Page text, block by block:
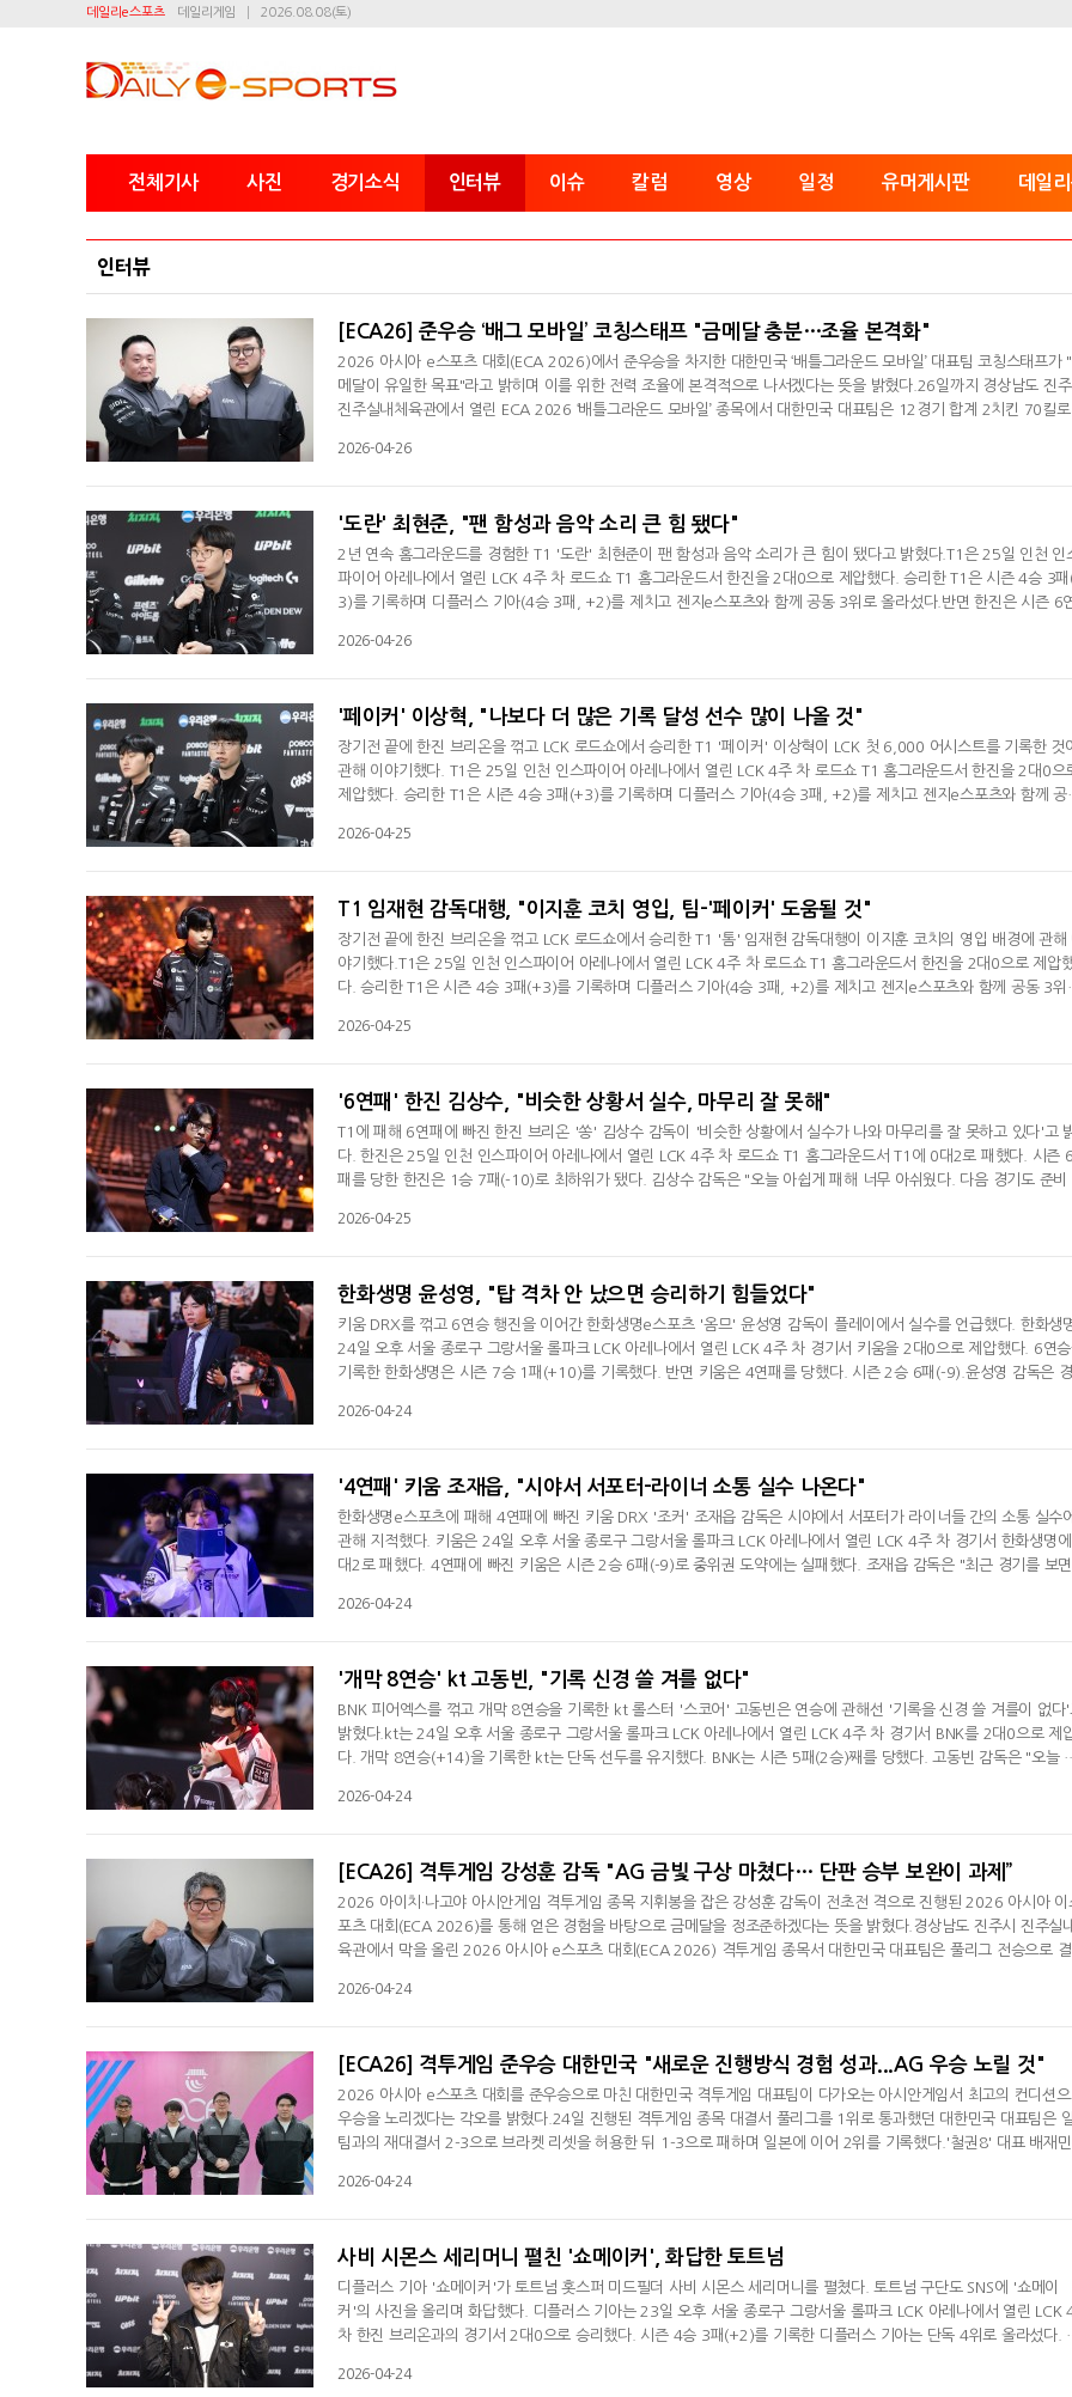
데일리e스포츠 데일리게임 2026.08.08(토)
전체기사 사진 경기소식 인터뷰 이슈 칼럼 영상 일정 유머게시판 데일
인터뷰
[ECA26] 준우승 ‘배그 모바일’ 코칭스태프 "금메달 충분…조율 본격화"
2026 아시아 e스포츠 대회(ECA 2026)에서 준우승을 차지한 대한민국 ‘배틀그라운드 모바일’ 대표팀 코칭스태프가
메달이 유일한 목표"라고 밝히며 이를 위한 전력 조율에 본격적으로 나서겠다는 뜻을 밝혔다.26일까지 경상남도 진주
진주실내체육관에서 열린 ECA 2026 ‘배틀그라운드 모바일’ 종목에서 대한민국 대표팀은 12경기 합계 2치킨 70킬
한 아쉬움을 드러냈다. 윤상훈 감독은 "선수들이 느끼는 것처럼 물리적으로 시간이 부족해 팀 합이 부족했고, 낙하 지점
2026-04-26
'도란' 최현준, "팬 함성과 음악 소리 큰 힘 됐다"
2년 연속 홈그라운드를 경험한 T1 '도란' 최현준이 팬 함성과 음악 소리가 큰 힘이 됐다고 밝혔다.T1은 25일 인천 인
파이어 아레나에서 열린 LCK 4주 차 로드쇼 T1 홈그라운드서 한진을 2대0으로 제압했다. 승리한 T1은 시즌 4승 3
3)를 기록하며 디플러스 기아(4승 3패, +2)를 제치고 젠지e스포츠와 함께 공동 3위로 올라섰다.반면 한진은 시즌 6
다. 많은 팬과 잘 즐겼고 승리해서 다행이다"면서 "경기장이 넓어서 많은 팬이 올 수 있었다. 함성 소리, 음악 소리가 큰
2026-04-26
'페이커' 이상혁, "나보다 더 많은 기록 달성 선수 많이 나올 것"
장기전 끝에 한진 브리온을 꺾고 LCK 로드쇼에서 승리한 T1 '페이커' 이상혁이 LCK 첫 6,000 어시스트를 기록한 것
관해 이야기했다. T1은 25일 인천 인스파이어 아레나에서 열린 LCK 4주 차 로드쇼 T1 홈그라운드서 한진을 2대0으
제압했다. 승리한 T1은 시즌 4승 3패(+3)를 기록하며 디플러스 기아(4승 3패, +2)를 제치고 젠지e스포츠와 함께 공
장히 좋은 시간을 보냈다"면서 "올해는 작년보다 더 많이 준비됐다는 생각이 들었다. 완성도도 높았다. 덕분에 재미있
2026-04-25
T1 임재현 감독대행, "이지훈 코치 영입, 팀-'페이커' 도움될 것"
장기전 끝에 한진 브리온을 꺾고 LCK 로드쇼에서 승리한 T1 '톰' 임재현 감독대행이 이지훈 코치의 영입 배경에 관해
야기했다.T1은 25일 인천 인스파이어 아레나에서 열린 LCK 4주 차 로드쇼 T1 홈그라운드서 한진을 2대0으로 제압
다. 승리한 T1은 시즌 4승 3패(+3)를 기록하며 디플러스 기아(4승 3패, +2)를 제치고 젠지e스포츠와 함께 공동 3위
감을 전했다. T1은 LCK 2라운드를 앞두고 빌리빌리 게이밍(BLG) 등 LPL에서 활동했던 이지훈 코치를 영입했다. 이지
2026-04-25
'6연패' 한진 김상수, "비슷한 상황서 실수, 마무리 잘 못해"
T1에 패해 6연패에 빠진 한진 브리온 '쏭' 김상수 감독이 '비슷한 상황에서 실수가 나와 마무리를 잘 못하고 있다'고
다. 한진은 25일 인천 인스파이어 아레나에서 열린 LCK 4주 차 로드쇼 T1 홈그라운드서 T1에 0대2로 패했다. 시즌
패를 당한 한진은 1승 7패(-10)로 최하위가 됐다. 김상수 감독은 "오늘 아쉽게 패해 너무 아쉬웠다. 다음 경기도 준비
을 드러냈다. 경기력에 관해선 "게임 마무리에 있어 미흡하다. 똑같은 상황에서 실수라기보다 비슷한 상황에서 실수가
2026-04-25
한화생명 윤성영, "탑 격차 안 났으면 승리하기 힘들었다"
키움 DRX를 꺾고 6연승 행진을 이어간 한화생명e스포츠 '옴므' 윤성영 감독이 플레이에서 실수를 언급했다. 한화생
24일 오후 서울 종로구 그랑서울 롤파크 LCK 아레나에서 열린 LCK 4주 차 경기서 키움을 2대0으로 제압했다. 6연
기록한 한화생명은 시즌 7승 1패(+10)를 기록했다. 반면 키움은 4연패를 당했다. 시즌 2승 6패(-9).윤성영 감독은
으면 우리가 다른 부분에서 실수가 너무 많아서 승리하기 힘들었을 거다"라며 경기 총평을 들려줬다. 밴픽과 게임 플레
2026-04-24
'4연패' 키움 조재읍, "시야서 서포터-라이너 소통 실수 나온다"
한화생명e스포츠에 패해 4연패에 빠진 키움 DRX '조커' 조재읍 감독은 시야에서 서포터가 라이너들 간의 소통 실수에
관해 지적했다. 키움은 24일 오후 서울 종로구 그랑서울 롤파크 LCK 아레나에서 열린 LCK 4주 차 경기서 한화생명
대2로 패했다. 4연패에 빠진 키움은 시즌 2승 6패(-9)로 중위권 도약에는 실패했다. 조재읍 감독은 "최근 경기를 보
인 부분서 실수가 나온다. 거기서 나오는 실수 때문에 패배로 이어지는 거 같다"며 패배 이유를 설명했다. 키움의 5주차
2026-04-24
'개막 8연승' kt 고동빈, "기록 신경 쓸 겨를 없다"
BNK 피어엑스를 꺾고 개막 8연승을 기록한 kt 롤스터 '스코어' 고동빈은 연승에 관해선 '기록을 신경 쓸 겨를이 없다'
밝혔다.kt는 24일 오후 서울 종로구 그랑서울 롤파크 LCK 아레나에서 열린 LCK 4주 차 경기서 BNK를 2대0으로 제
다. 개막 8연승(+14)을 기록한 kt는 단독 선두를 유지했다. BNK는 시즌 5패(2승)째를 당했다. 고동빈 감독은 "오늘
았다. 조금 속도를 내거나 드래곤 싸움에서 잘해야 했는데 사고가 났다. 또 바텀에서 더 누를 수 있었는데 말리는 바람
2026-04-24
[ECA26] 격투게임 강성훈 감독 "AG 금빛 구상 마쳤다… 단판 승부 보완이 과제”
2026 아이치·나고야 아시안게임 격투게임 종목 지휘봉을 잡은 강성훈 감독이 전초전 격으로 진행된 2026 아시아 이
포츠 대회(ECA 2026)를 통해 얻은 경험을 바탕으로 금메달을 정조준하겠다는 뜻을 밝혔다.경상남도 진주시 진주실
육관에서 막을 올린 2026 아시아 e스포츠 대회(ECA 2026) 격투게임 종목서 대한민국 대표팀은 풀리그 전승으로 결
이어 2위를 기록했다.강성훈 감독은 먼저 서로 다른 격투게임 종목이 섞여 진행되는 규정에 대해 "격투게임이라는 틀만
2026-04-24
[ECA26] 격투게임 준우승 대한민국 "새로운 진행방식 경험 성과...AG 우승 노릴 것"
2026 아시아 e스포츠 대회를 준우승으로 마친 대한민국 격투게임 대표팀이 다가오는 아시안게임서 최고의 컨디션
우승을 노리겠다는 각오를 밝혔다.24일 진행된 격투게임 종목 대결서 풀리그를 1위로 통과했던 대한민국 대표팀은
팀과의 재대결서 2-3으로 브라켓 리셋을 허용한 뒤 1-3으로 패하며 일본에 이어 2위를 기록했다.'철권8' 대표 배재민
이는 것은 신선한 경험이다. 이번 대회를 통해 실력을 쌓고자 했는데 잘 마무리한 것 같다"라고 이야기했으며, '스트리
2026-04-24
사비 시몬스 세리머니 펼친 '쇼메이커', 화답한 토트넘
디플러스 기아 '쇼메이커'가 토트넘 홋스퍼 미드필더 사비 시몬스 세리머니를 펼쳤다. 토트넘 구단도 SNS에 '쇼메이
커'의 사진을 올리며 화답했다. 디플러스 기아는 23일 오후 서울 종로구 그랑서울 롤파크 LCK 아레나에서 열린 LCK
차 한진 브리온과의 경기서 2대0으로 승리했다. 시즌 4승 3패(+2)를 기록한 디플러스 기아는 단독 4위로 올라섰다.
가 응원하는 구단인 토트넘의 사비 시몬스의 세리머니를 따라 했다"며 "저는 LoL 프로게이머이기 때문에 여기까지 응
2026-04-24